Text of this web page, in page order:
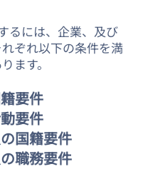
るには、企業、及び
ぞれ以下の条件を満
ます。
要件
要件
国籍要件
職務要件